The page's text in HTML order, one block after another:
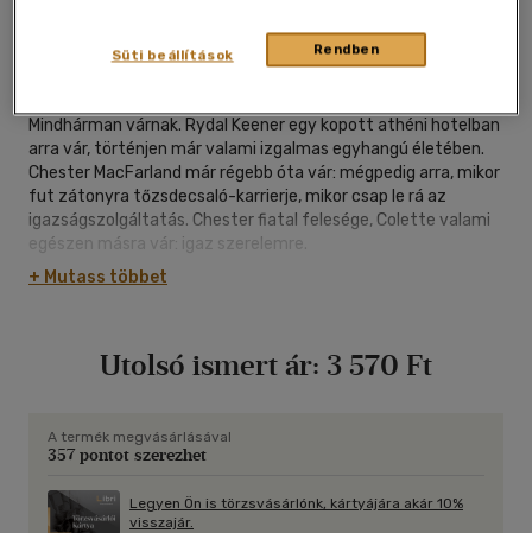
Tericum Kiadó Kft.|2014| magyar nyelvű|ragasztókötött
Mindhárman várnak. Rydal Keener egy kopott athéni hotelban
arra vár, történjen már valami izgalmas egyhangú életében.
Chester MacFarland már régebb óta vár: mégpedig arra, mikor
fut zátonyra tőzsdecsaló-karrierje, mikor csap le rá az
igazságszolgáltatás. Chester fiatal felesége, Colette valami
egészen másra vár: igaz szerelemre.
A szállodában történt véletlen gyilkosság után hármuk sorsa
végzetesen összefonódik. S miközben a lebukás veszélye és
hallgatást is -, vannak dolgok, amelyek akár az életükbe is
A könyv alapján készült film Viggo Mortensen, Kirsten Dunst
és Oscar Isaac főszereplésével már a mozikban!
+ Mutass többet
Utolsó ismert ár: 3 570 Ft
A termék megvásárlásával
357 pontot szerezhet
Legyen Ön is törzsvásárlónk, kártyájára akár 10%
visszajár.
Rendben
Süti beállítások